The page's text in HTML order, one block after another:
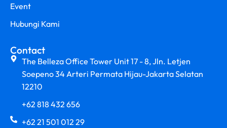
Event
Hubungi Kami
Contact
The Belleza Office Tower Unit 17 - 8, Jln. Letjen
Soepeno 34 Arteri Permata Hijau-Jakarta Selatan
12210
+62 818 432 656
+62 21 501 012 29